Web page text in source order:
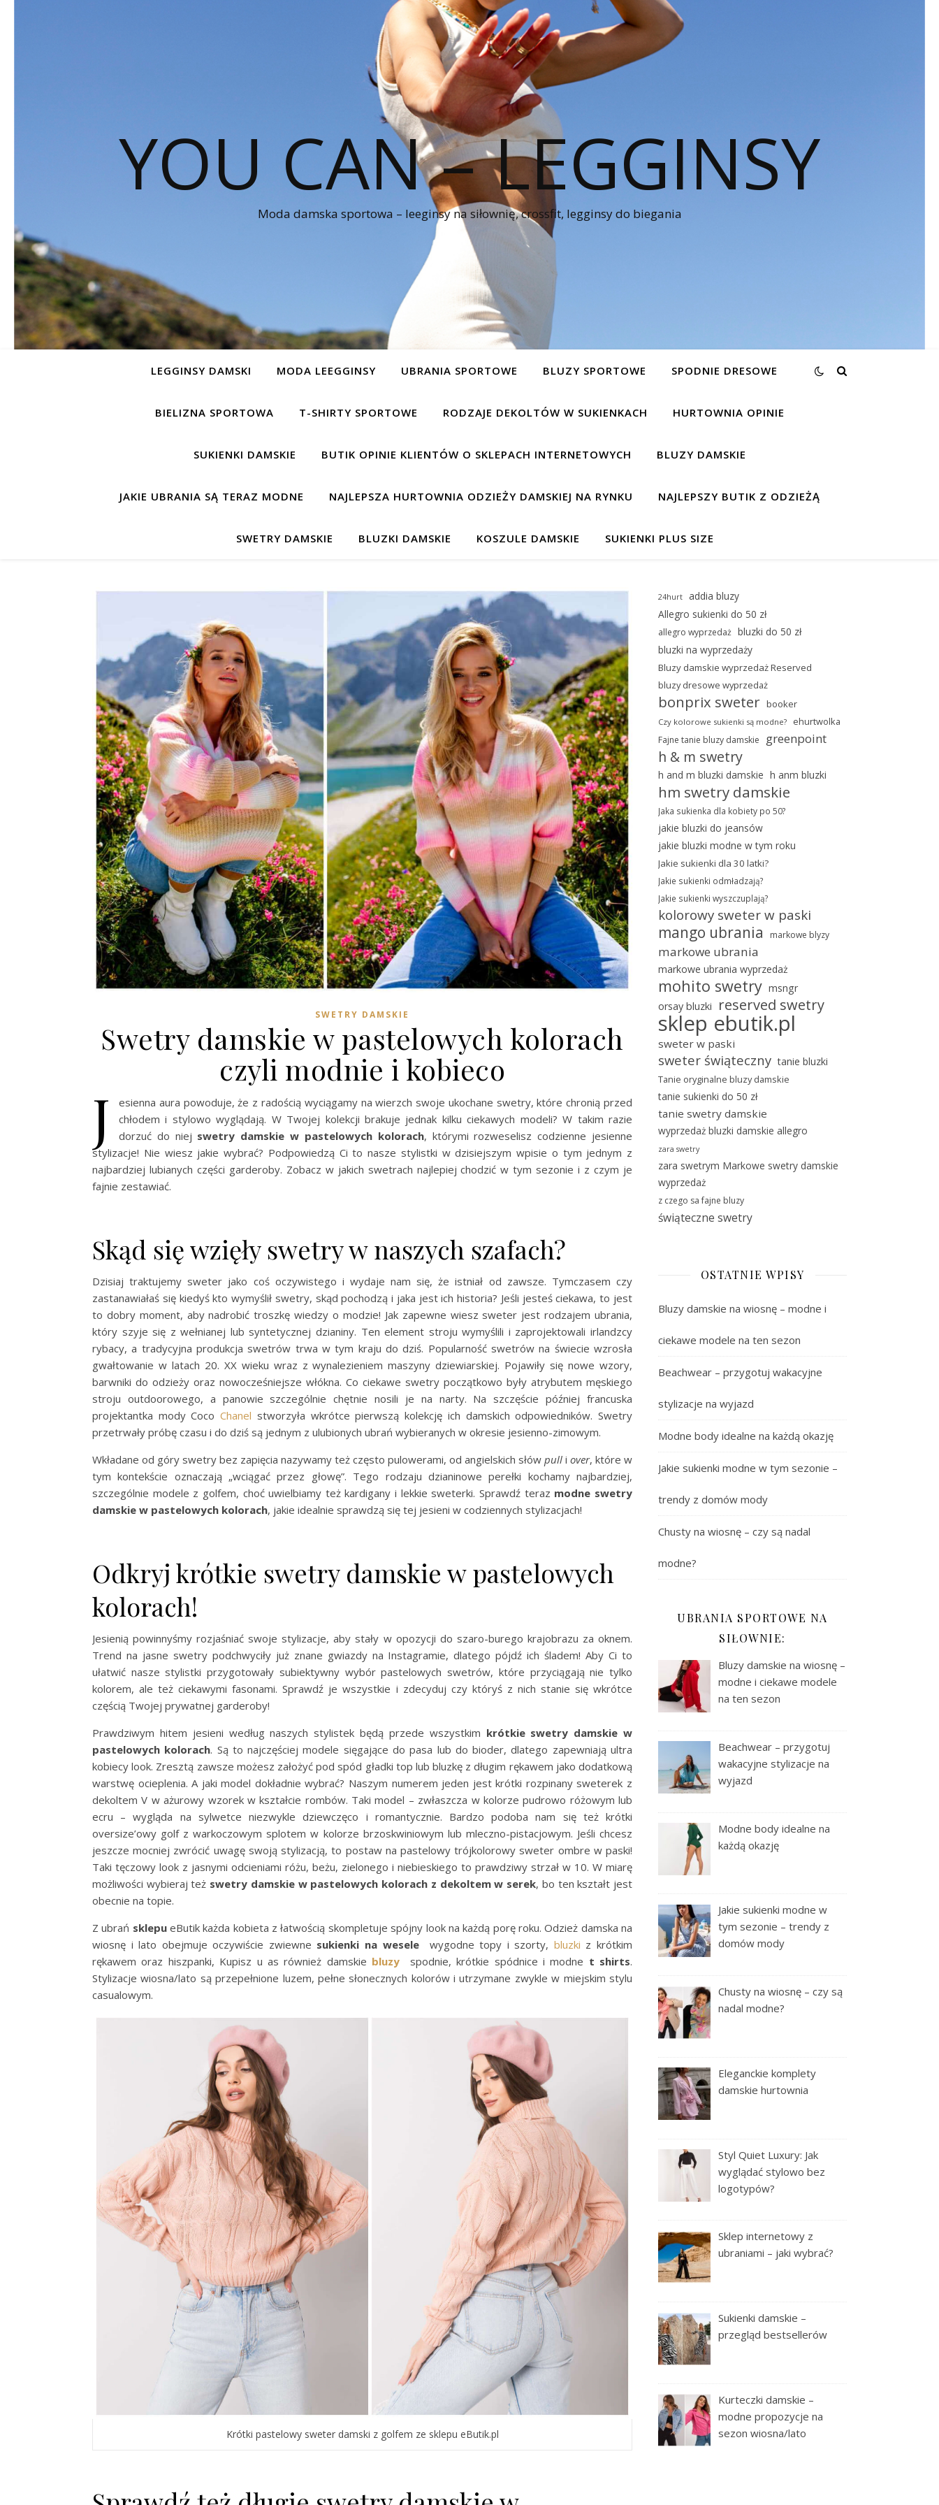
YOU CAN – LEGGINSY
Moda damska sportowa – leeginsy na siłownię, crossfit, legginsy do biegania
LEGGINSY DAMSKI MODA LEEGGINSY UBRANIA SPORTOWE BLUZY SPORTOWE SPODNIE DRESOWE
BIELIZNA SPORTOWA T-SHIRTY SPORTOWE RODZAJE DEKOLTÓW W SUKIENKACH HURTOWNIA OPINIE
SUKIENKI DAMSKIE BUTIK OPINIE KLIENTÓW O SKLEPACH INTERNETOWYCH BLUZY DAMSKIE
JAKIE UBRANIA SĄ TERAZ MODNE NAJLEPSZA HURTOWNIA ODZIEŻY DAMSKIEJ NA RYNKU NAJLEPSZY BUTIK Z ODZIEŻĄ
SWETRY DAMSKIE BLUZKI DAMSKIE KOSZULE DAMSKIE SUKIENKI PLUS SIZE
SWETRY DAMSKIE
Swetry damskie w pastelowych kolorach
czyli modnie i kobieco
J
esienna aura powoduje, że z radością wyciągamy na wierzch swoje ukochane swetry, które chronią przed
chłodem i stylowo wyglądają. W Twojej kolekcji brakuje jednak kilku ciekawych modeli? W takim razie
dorzuć do niej swetry damskie w pastelowych kolorach, którymi rozweselisz codzienne jesienne
stylizacje! Nie wiesz jakie wybrać? Podpowiedzą Ci to nasze stylistki w dzisiejszym wpisie o tym jednym z
najbardziej lubianych części garderoby. Zobacz w jakich swetrach najlepiej chodzić w tym sezonie i z czym je
fajnie zestawiać.
Skąd się wzięły swetry w naszych szafach?
Dzisiaj traktujemy sweter jako coś oczywistego i wydaje nam się, że istniał od zawsze. Tymczasem czy
zastanawiałaś się kiedyś kto wymyślił swetry, skąd pochodzą i jaka jest ich historia? Jeśli jesteś ciekawa, to jest
to dobry moment, aby nadrobić troszkę wiedzy o modzie! Jak zapewne wiesz sweter jest rodzajem ubrania,
który szyje się z wełnianej lub syntetycznej dzianiny. Ten element stroju wymyślili i zaprojektowali irlandzcy
rybacy, a tradycyjna produkcja swetrów trwa w tym kraju do dziś. Popularność swetrów na świecie wzrosła
gwałtowanie w latach 20. XX wieku wraz z wynalezieniem maszyny dziewiarskiej. Pojawiły się nowe wzory,
barwniki do odzieży oraz nowocześniejsze włókna. Co ciekawe swetry początkowo były atrybutem męskiego
stroju outdoorowego, a panowie szczególnie chętnie nosili je na narty. Na szczęście później francuska
projektantka mody CocoChanel stworzyła wkrótce pierwszą kolekcję ich damskich odpowiedników. Swetry
przetrwały próbę czasu i do dziś są jednym z ulubionych ubrań wybieranych w okresie jesienno-zimowym.
Wkładane od góry swetry bez zapięcia nazywamy też często pulowerami, od angielskich słów pull i over, które w
tym kontekście oznaczają „wciągać przez głowę”. Tego rodzaju dzianinowe perełki kochamy najbardziej,
szczególnie modele z golfem, choć uwielbiamy też kardigany i lekkie sweterki. Sprawdź teraz modne swetry
damskie w pastelowych kolorach, jakie idealnie sprawdzą się tej jesieni w codziennych stylizacjach!
Odkryj krótkie swetry damskie w pastelowych
kolorach!
Jesienią powinnyśmy rozjaśniać swoje stylizacje, aby stały w opozycji do szaro-burego krajobrazu za oknem.
Trend na jasne swetry podchwyciły już znane gwiazdy na Instagramie, dlatego pójdź ich śladem! Aby Ci to
ułatwić nasze stylistki przygotowały subiektywny wybór pastelowych swetrów, które przyciągają nie tylko
kolorem, ale też ciekawymi fasonami. Sprawdź je wszystkie i zdecyduj czy któryś z nich stanie się wkrótce
częścią Twojej prywatnej garderoby!
Prawdziwym hitem jesieni według naszych stylistek będą przede wszystkim krótkie swetry damskie w
pastelowych kolorach. Są to najczęściej modele sięgające do pasa lub do bioder, dlatego zapewniają ultra
kobiecy look. Zresztą zawsze możesz założyć pod spód gładki top lub bluzkę z długim rękawem jako dodatkową
warstwę ocieplenia. A jaki model dokładnie wybrać? Naszym numerem jeden jest krótki rozpinany sweterek z
dekoltem V w ażurowy wzorek w kształcie rombów. Taki model – zwłaszcza w kolorze pudrowo różowym lub
ecru – wygląda na sylwetce niezwykle dziewczęco i romantycznie. Bardzo podoba nam się też krótki
oversize’owy golf z warkoczowym splotem w kolorze brzoskwiniowym lub mleczno-pistacjowym. Jeśli chcesz
jeszcze mocniej zwrócić uwagę swoją stylizacją, to postaw na pastelowy trójkolorowy sweter ombre w paski!
Taki tęczowy look z jasnymi odcieniami różu, beżu, zielonego i niebieskiego to prawdziwy strzał w 10. W miarę
możliwości wybieraj też swetry damskie w pastelowych kolorach z dekoltem w serek, bo ten kształt jest
obecnie na topie.
Z ubrań sklepueButik każda kobieta z łatwością skompletuje spójny look na każdą porę roku. Odzież damska na
wiosnę i lato obejmuje oczywiście zwiewne sukienki na weselewygodne topy i szorty, bluzki z krótkim
rękawem oraz hiszpanki, Kupisz u as również damskie bluzy spodnie, krótkie spódnice i modne t shirts.
Stylizacje wiosna/lato są przepełnione luzem, pełne słonecznych kolorów i utrzymane zwykle w miejskim stylu
casualowym.
Krótki pastelowy sweter damski z golfem ze sklepu eButik.pl
24hurt
addia bluzy
Allegro sukienki do 50 zł
allegro wyprzedaż bluzki do 50 zł
bluzki na wyprzedaży
Bluzy damskie wyprzedaż Reserved
bluzy dresowe wyprzedaż
bonprix sweter booker
Czy kolorowe sukienki są modne? ehurtwolka
Fajne tanie bluzy damskie greenpoint
h & m swetry
h and m bluzki damskie h anm bluzki
hm swetry damskie
Jaka sukienka dla kobiety po 50?
jakie bluzki do jeansów
jakie bluzki modne w tym roku
Jakie sukienki dla 30 latki?
Jakie sukienki odmładzają?
Jakie sukienki wyszczuplają?
kolorowy sweter w paski
mango ubrania markowe blyzy
markowe ubrania
markowe ubrania wyprzedaż
mohito swetry msngr
orsay bluzki
reserved swetry
sklep ebutik.pl
sweter w paski
sweter świąteczny tanie bluzki
Tanie oryginalne bluzy damskie
tanie sukienki do 50 zł
tanie swetry damskie
wyprzedaż bluzki damskie allegro
zara swetry
zara swetrym Markowe swetry damskie
wyprzedaż
z czego sa fajne bluzy
świąteczne swetry
OSTATNIE WPISY
Bluzy damskie na wiosnę – modne i
ciekawe modele na ten sezon
Beachwear – przygotuj wakacyjne
stylizacje na wyjazd
Modne body idealne na każdą okazję
Jakie sukienki modne w tym sezonie –
trendy z domów mody
Chusty na wiosnę – czy są nadal
modne?
UBRANIA SPORTOWE NA
SIŁOWNIE:
Bluzy damskie na wiosnę –
modne i ciekawe modele
na ten sezon
Beachwear – przygotuj
wakacyjne stylizacje na
wyjazd
Modne body idealne na
każdą okazję
Jakie sukienki modne w
tym sezonie – trendy z
domów mody
Chusty na wiosnę – czy są
nadal modne?
Eleganckie komplety
damskie hurtownia
Styl Quiet Luxury: Jak
wyglądać stylowo bez
logotypów?
Sklep internetowy z
ubraniami – jaki wybrać?
Sukienki damskie –
przegląd bestsellerów
Kurteczki damskie –
modne propozycje na
sezon wiosna/lato